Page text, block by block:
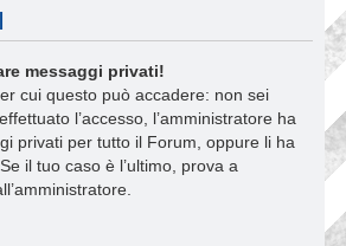
messaggi privati!
cui questo può accadere: non sei
l’accesso, l’amministratore ha
privati per tutto il Forum, oppure li ha
il tuo caso è l’ultimo, prova a